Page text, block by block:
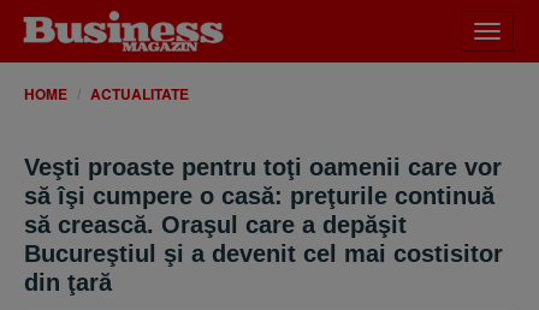
meniu
HOME ACTUALITATE
Veşti proaste pentru toţi oamenii care vor
să îşi cumpere o casă: preţurile continuă
să crească. Oraşul care a depăşit
Bucureştiul şi a devenit cel mai costisitor
din ţară